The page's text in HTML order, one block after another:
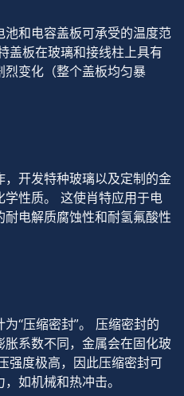
和电容盖板可承受的温度范
盖板在玻璃和接线柱上具有
变化（整个盖板均匀暴
开发特种玻璃以及定制的金
性质。 这使肖特应用于电
电解质腐蚀性和耐氢氟酸性
“压缩密封”。 压缩密封的
系数不同，金属会在固化玻
强度极高，因此压缩密封可
如机械和热冲击。